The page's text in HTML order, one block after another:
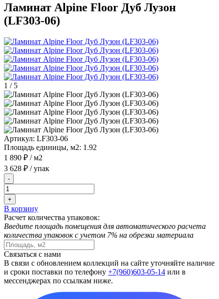
Ламинат Alpine Floor Дуб Лузон
(LF303-06)
1 / 5
Артикул: LF303-06
Площадь единицы, м2: 1.92
1 890 ₽ / м2
3 628 ₽ / упак
-
+
В корзину
Расчет количества упаковок:
Введите площадь помещения для автоматического расчета
количества упаковок с учетом 7% на обрезки материала
Связаться с нами
В связи с обновлением коллекций на сайте уточняйте наличие
и сроки поставки по телефону +7(960)603-05-14 или в
мессенджерах по ссылкам ниже.